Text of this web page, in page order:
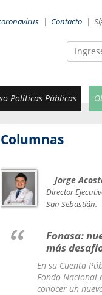
| Contacto |
Políticas Públicas
Columnas
Jorge
Director
San Sebastián.
Fonasa:
más
En su Cuenta
Fondo Nacional
conocer un